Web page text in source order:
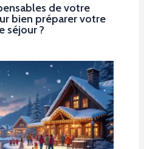
de votre
bien préparer votre
séjour ?